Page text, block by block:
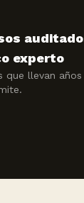
experto
que llevan